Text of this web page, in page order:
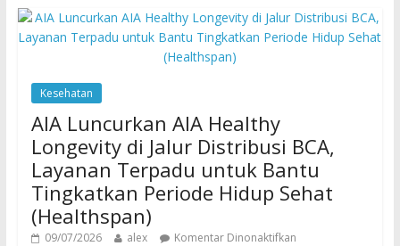
Kesehatan
AIA Luncurkan AIA Healthy
Longevity di Jalur Distribusi BCA,
Layanan Terpadu untuk Bantu
Tingkatkan Periode Hidup Sehat
(Healthspan)
09/07/2026 alex Komentar Dinonaktifkan